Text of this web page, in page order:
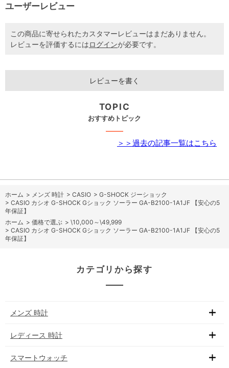
ユーザーレビュー
この商品に寄せられたカスタマーレビューはまだありません。
レビューを評価するにはログインが必要です。
レビューを書く
TOPIC
おすすめトピック
＞＞過去の記事一覧はこちら
ホーム > メンズ 時計 > CASIO > G-SHOCK ジーショック
> CASIO カシオ G-SHOCK Gショック ソーラー GA-B2100-1A1JF 【安心の5
年保証】
ホーム > 価格で選ぶ > \10,000～\49,999
> CASIO カシオ G-SHOCK Gショック ソーラー GA-B2100-1A1JF 【安心の5
年保証】
カテゴリから探す
メンズ 時計
レディース 時計
スマートウォッチ